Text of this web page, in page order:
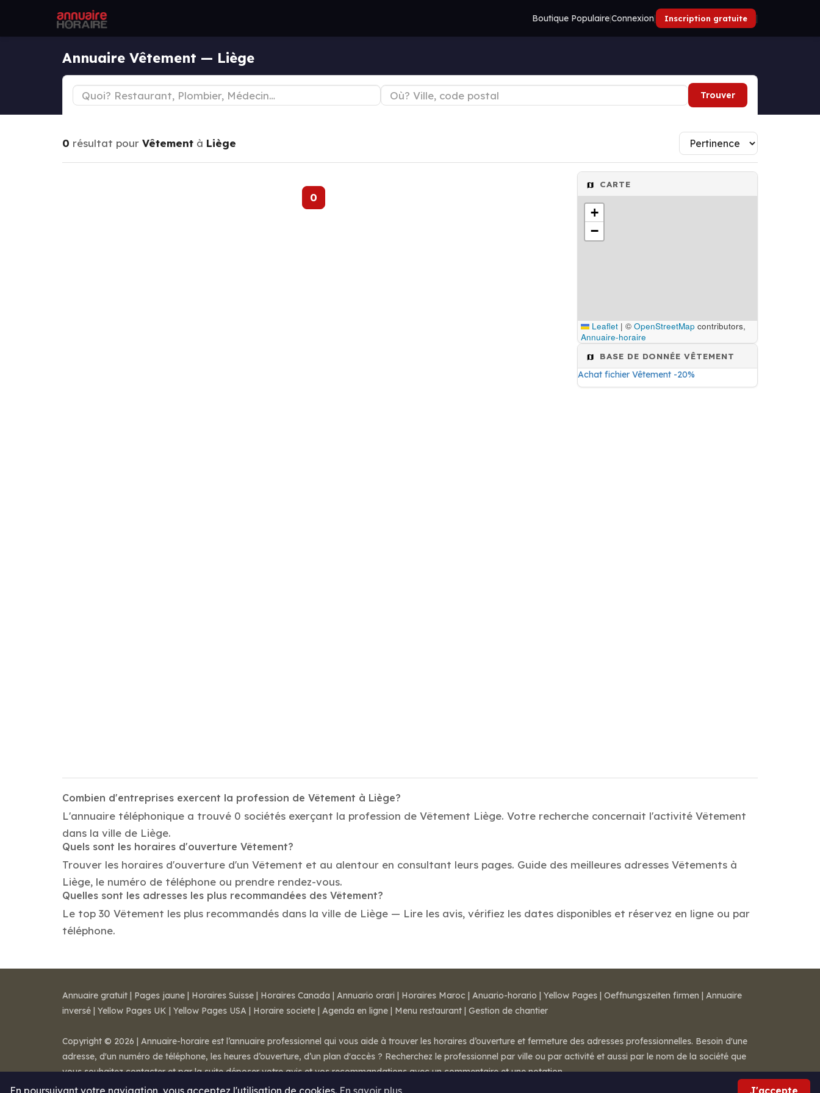
Boutique Populaire|Connexion| Inscription gratuite |
Annuaire Vêtement — Liège
Trouver
0 résultat pour Vêtement à Liège
0
CARTE
+
−
Leaflet | © OpenStreetMap contributors,
Annuaire-horaire
BASE DE DONNÉE VÊTEMENT
Achat fichier Vêtement -20%
Combien d'entreprises exercent la profession de Vêtement à Liège?
L'annuaire téléphonique a trouvé 0 sociétés exerçant la profession de Vêtement Liège. Votre recherche concernait l'activité Vêtement
dans la ville de Liège.
Quels sont les horaires d'ouverture Vêtement?
Trouver les horaires d'ouverture d'un Vêtement et au alentour en consultant leurs pages. Guide des meilleures adresses Vêtements à
Liège, le numéro de téléphone ou prendre rendez-vous.
Quelles sont les adresses les plus recommandées des Vêtement?
Le top 30 Vêtement les plus recommandés dans la ville de Liège — Lire les avis, vérifiez les dates disponibles et réservez en ligne ou par
téléphone.
En poursuivant votre navigation, vous acceptez l'utilisation de cookies. En savoir plus J'accepte
Annuaire gratuit | Pages jaune | Horaires Suisse | Horaires Canada | Annuario orari | Horaires Maroc | Anuario-horario | Yellow Pages | Oeffnungszeiten firmen | Annuaire
inversé | Yellow Pages UK | Yellow Pages USA | Horaire societe | Agenda en ligne | Menu restaurant | Gestion de chantier
Copyright © 2026 | Annuaire-horaire est l’annuaire professionnel qui vous aide à trouver les horaires d’ouverture et fermeture des adresses professionnelles. Besoin d'une
adresse, d'un numéro de téléphone, les heures d’ouverture, d’un plan d'accès ? Recherchez le professionnel par ville ou par activité et aussi par le nom de la société que
vous souhaitez contacter et par la suite déposer votre avis et vos recommandations avec un commentaire et une notation.
Mentions légales-Conditions de ventes- Contact